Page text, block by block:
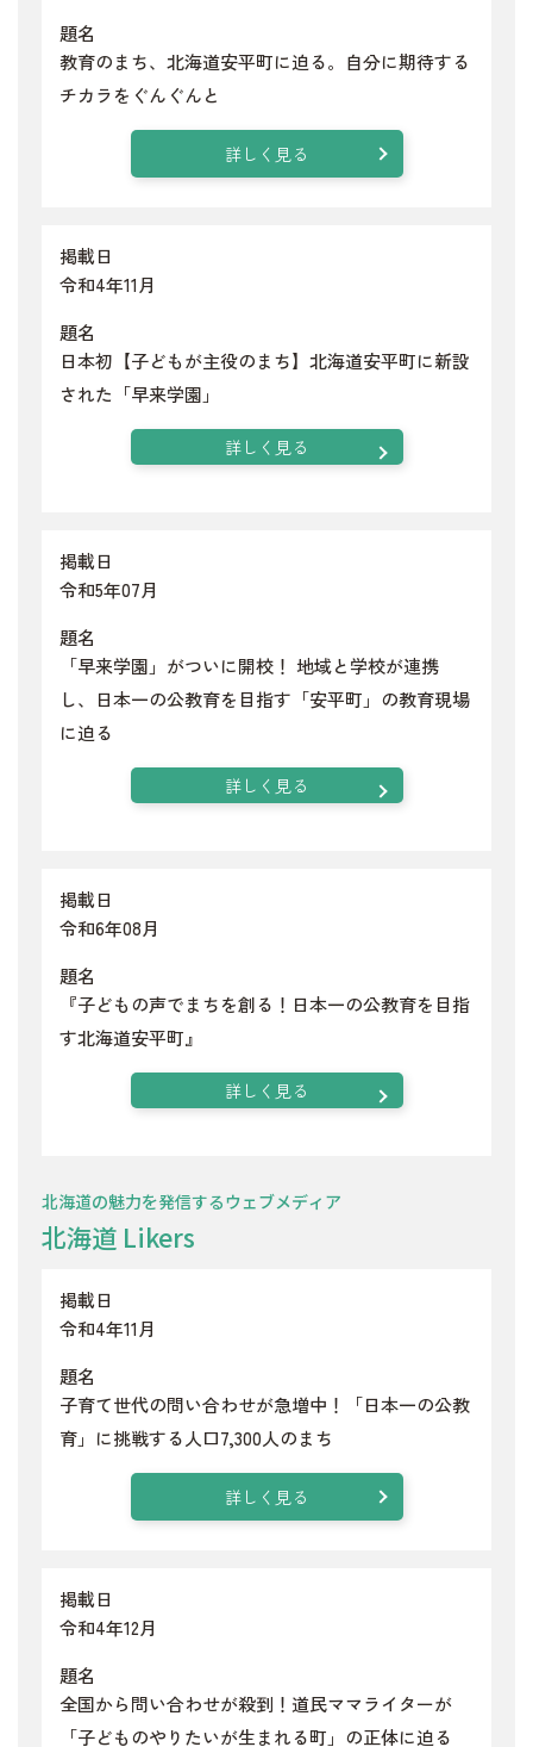
題名
教育のまち、北海道安平町に迫る。自分に期待する
チカラをぐんぐんと
詳しく見る
掲載日
令和4年11月
題名
日本初【子どもが主役のまち】北海道安平町に新設
された「早来学園」
詳しく見る
掲載日
令和5年07月
題名
「早来学園」がついに開校！ 地域と学校が連携
し、日本一の公教育を目指す「安平町」の教育現場
に迫る
詳しく見る
掲載日
令和6年08月
題名
『子どもの声でまちを創る！日本一の公教育を目指
す北海道安平町』
詳しく見る
北海道の魅力を発信するウェブメディア
北海道 Likers
掲載日
令和4年11月
題名
子育て世代の問い合わせが急増中！「日本一の公教
育」に挑戦する人口7,300人のまち
詳しく見る
掲載日
令和4年12月
題名
全国から問い合わせが殺到！道民ママライターが
「子どものやりたいが生まれる町」の正体に迫る